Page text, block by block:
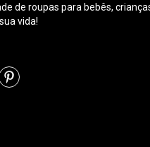
de roupas para bebês,
vida!